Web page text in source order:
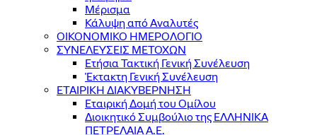
Μέρισμα
Κάλυψη από Αναλυτές
ΟΙΚΟΝΟΜΙΚΟ ΗΜΕΡΟΛΟΓΙΟ
ΣΥΝΕΛΕΥΣΕΙΣ ΜΕΤΟΧΩΝ
Ετήσια Τακτική Γενική Συνέλευση
Έκτακτη Γενική Συνέλευση
ΕΤΑΙΡΙΚΗ ΔΙΑΚΥΒΕΡΝΗΣΗ
Εταιρική Δομή του Ομίλου
Διοικητικό Συμβούλιο της ΕΛΛΗΝΙΚΑ
ΠΕΤΡΕΛΑΙΑ Α.Ε.